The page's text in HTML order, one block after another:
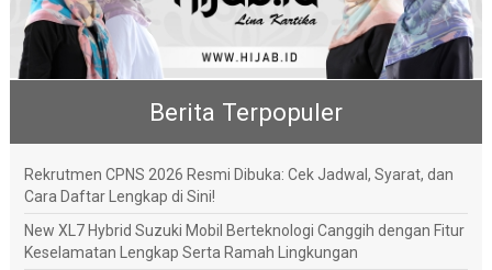
Berita Terpopuler
Rekrutmen CPNS 2026 Resmi Dibuka: Cek Jadwal, Syarat, dan
Cara Daftar Lengkap di Sini!
New XL7 Hybrid Suzuki Mobil Berteknologi Canggih dengan Fitur
Keselamatan Lengkap Serta Ramah Lingkungan